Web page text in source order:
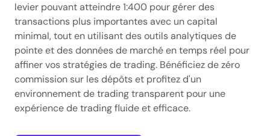
levier pouvant atteindre 1:400 pour gérer des
transactions plus importantes avec un capital
minimal, tout en utilisant des outils analytiques de
pointe et des données de marché en temps réel pour
affiner vos stratégies de trading. Bénéficiez de zéro
commission sur les dépôts et profitez d'un
environnement de trading transparent pour une
expérience de trading fluide et efficace.